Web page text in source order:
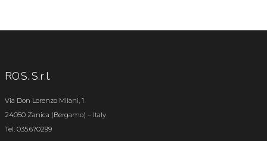
RO.S. S.r.l.
Via Don Lorenzo Milani, 1
24050 Zanica (Bergamo) – Italy
Tel. 035.670299